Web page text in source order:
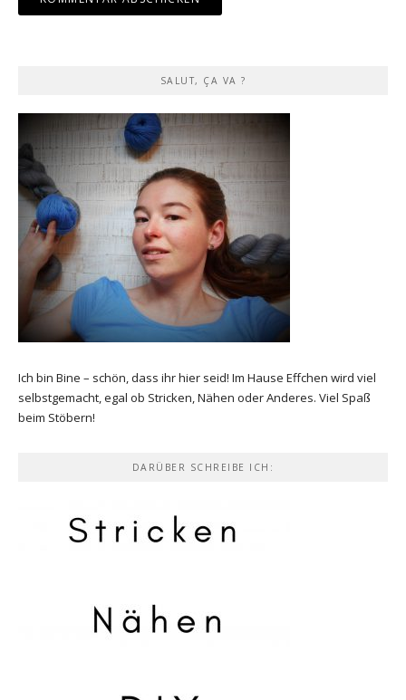
SALUT, ÇA VA ?
Ich bin Bine – schön, dass ihr hier seid! Im Hause Effchen wird viel
selbstgemacht, egal ob Stricken, Nähen oder Anderes. Viel Spaß
beim Stöbern!
DARÜBER SCHREIBE ICH: